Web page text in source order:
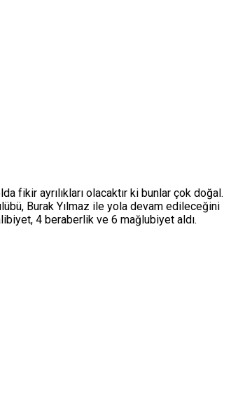
fikir ayrılıkları olacaktır ki bunlar çok doğal.
Burak Yılmaz ile yola devam edileceğini
4 beraberlik ve 6 mağlubiyet aldı.